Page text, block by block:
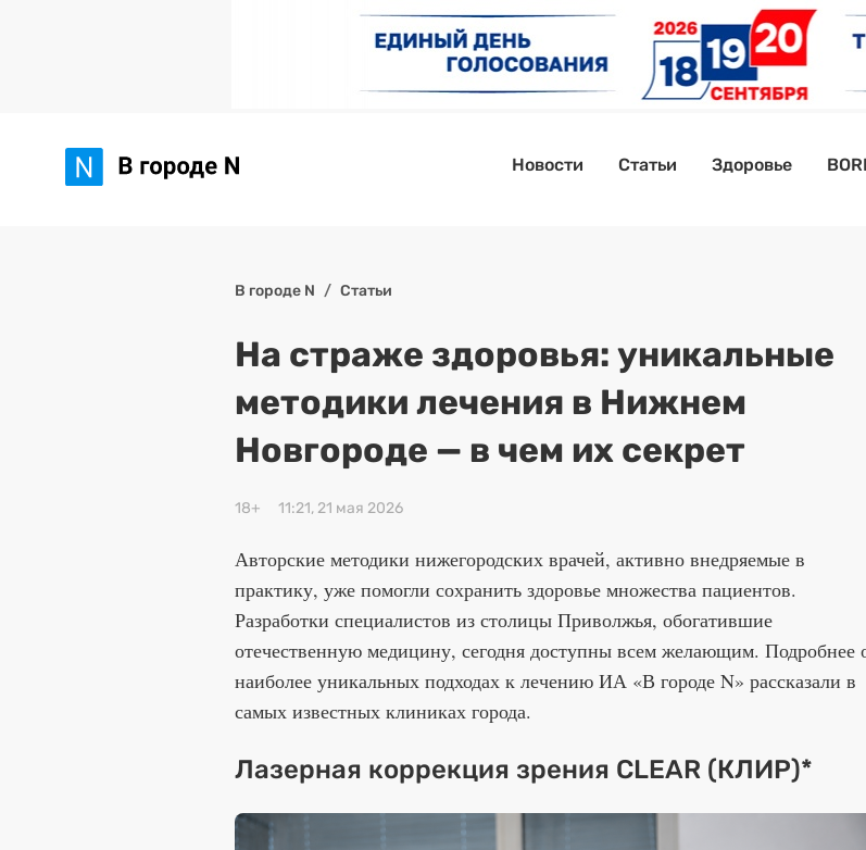
Новости Статьи Здоровье
В городе N Статьи
На страже здоровья: уникальные
методики лечения в Нижнем
Новгороде — в чем их секрет
18+ 11:21, 21 мая 2026
Авторские методики нижегородских врачей, активно внедряемые в
практику, уже помогли сохранить здоровье множества пациентов.
Разработки специалистов из столицы Приволжья, обогатившие
отечественную медицину, сегодня доступны всем желающим. Подробнее
наиболее уникальных подходах к лечению ИА «В городе N» рассказали в
самых известных клиниках города.
Лазерная коррекция зрения CLEAR (КЛИР)*